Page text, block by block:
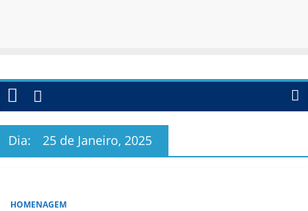
Dia: 25 de Janeiro, 2025
HOMENAGEM